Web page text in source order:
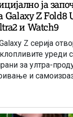
ја
Galaxy Z Fold8
и Watch9
Z серија
уреди
за ултра-
и
Galaxy Watch